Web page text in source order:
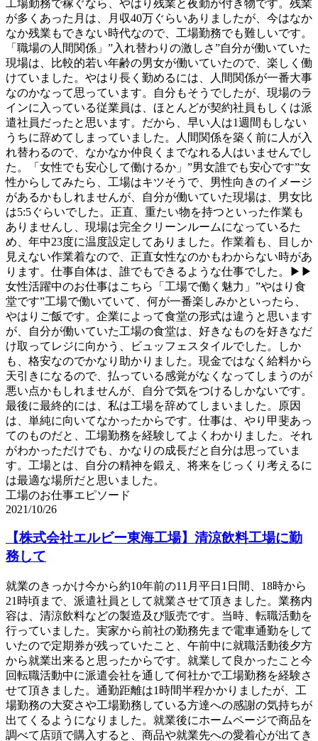
工場勤務で稼ぐなら、やはり残業と夜勤が付き物です。残業
が多くあった月は、月収40万ぐらいありましたが、今はなか
なか残業もできない時代なので、工場勤務でも難しいです。
「職場の人間関係」”入れ替わりの激しさ”自分が働いていた
現場は、比較的若い年齢の男女が働いていたので、楽しく働
けていました。やはり長く勤めるには、人間関係が一番大事
なのかなって思っています。自分もそうでしたが、現場のラ
インに入っている従業員は、ほとんどが契約社員もしくは派
遣社員だったと思います。だから、早い人は1週間もしない
うちに辞めてしまっていました。人間関係を築く前に人が入
れ替わるので、なかなか仲良くまでなれる人はいませんでし
た。「女性でも安心して働けるか」”男女誰でも安心です”女
性からしてみたら、工場はキツそうで、男性向きのイメージ
があるかもしれませんが、自分が働いていた現場は、男女比
は5:5ぐらいでした。正直、重たい物を持つといった作業も
ありませんし、現場は完全クリーンルームになっているた
め、年中23度に温度設定してありました。作業着も、目しか
見えない作業着なので、正直女性なのかもわからない時があ
ります。仕事自体は、誰でもできるような仕事でした。▶▶
女性活躍中のお仕事はこちら「工場で働く魅力」”やはり食
堂です”工場で働いていて、何が一番楽しみかといったら、
やはりご飯です。企業によって食堂の形式は違うと思います
が、自分が働いていた工場の食堂は、好きなものを好きなだ
け取ってレジに向かう、ビュッフェスタイルでした。しか
も、格安なのでかなり助かりました。現金ではなく給料から
天引きになるので、払っている感覚がなくなってしまうのが
悪い点かもしれませんが、自分で気をつけるしかないです。
最後に最終的には、私は工場を辞めてしまいました。原因
は、単純に向いてなかったからです。仕事は、やり甲斐あっ
てのものだと、工場勤務を経験してよくわかりました。それ
がわかっただけでも、かなりの成長だと自分は思っていま
す。工場とは、自分の精神を鍛え、将来をじっくり考えるに
は最適な場所だと思いました。
工場のお仕事エピソード
2021/10/26
【株式会社エルビー東海工場】清涼飲料工場に勤
務して
就業のきっかけ今から約10年前の11月平日1日間、18時から
21時頃まで、派遣社員として就業させて頂きました。業務内
容は、清涼飲料などの製造及び販売です。当時、転職活動を
行っていました。実家から前社の勤務先まで電車通勤をして
いたので定期券が残っていたこと、午前中に就職活動後夕方
から就業出来ると思ったからです。就業して良かったこと今
回転職活動中に派遣会社を通して何社かで工場勤務を経験さ
せて頂きました。通勤距離は1時間半程かかりましたが、工
場勤務の大変さや工場勤務している方達への感謝の気持ちが
出てくるようになりました。就業後にホームページで商品を
調べて店頭で購入すると、商品や就業先への愛着心が出てき